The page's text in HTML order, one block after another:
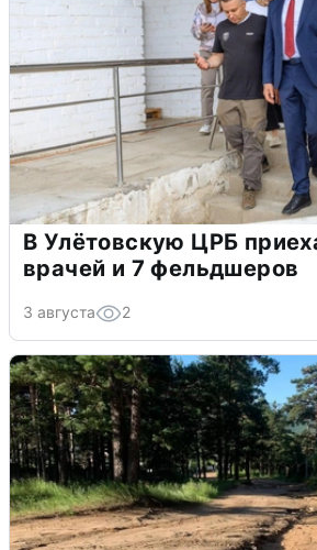
В Улётовскую ЦРБ
врачей и 7 фельдшеров
3 августа 2